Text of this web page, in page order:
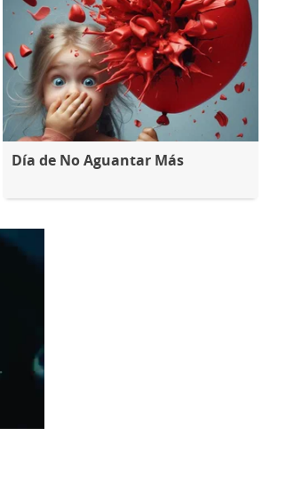
Día de No Aguantar Más